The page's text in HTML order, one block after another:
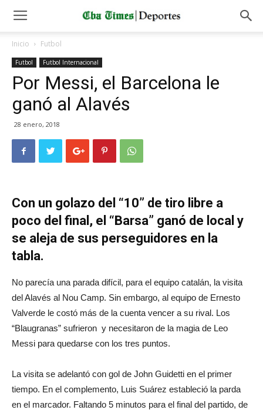
Inicio Futbol
Futbol Futbol Internacional
Por Messi, el Barcelona le
ganó al Alavés
28 enero, 2018
Con un golazo del “10” de tiro libre a
poco del final, el “Barsa” ganó de local y
se aleja de sus perseguidores en la
tabla.
No parecía una parada difícil, para el equipo catalán, la visita
del Alavés al Nou Camp. Sin embargo, al equipo de Ernesto
Valverde le costó más de la cuenta vencer a su rival. Los
“Blaugranas” sufrieron y necesitaron de la magia de Leo
Messi para quedarse con los tres puntos.
La visita se adelantó con gol de John Guidetti en el primer
tiempo. En el complemento, Luis Suárez estableció la parda
en el marcador. Faltando 5 minutos para el final del partido, de